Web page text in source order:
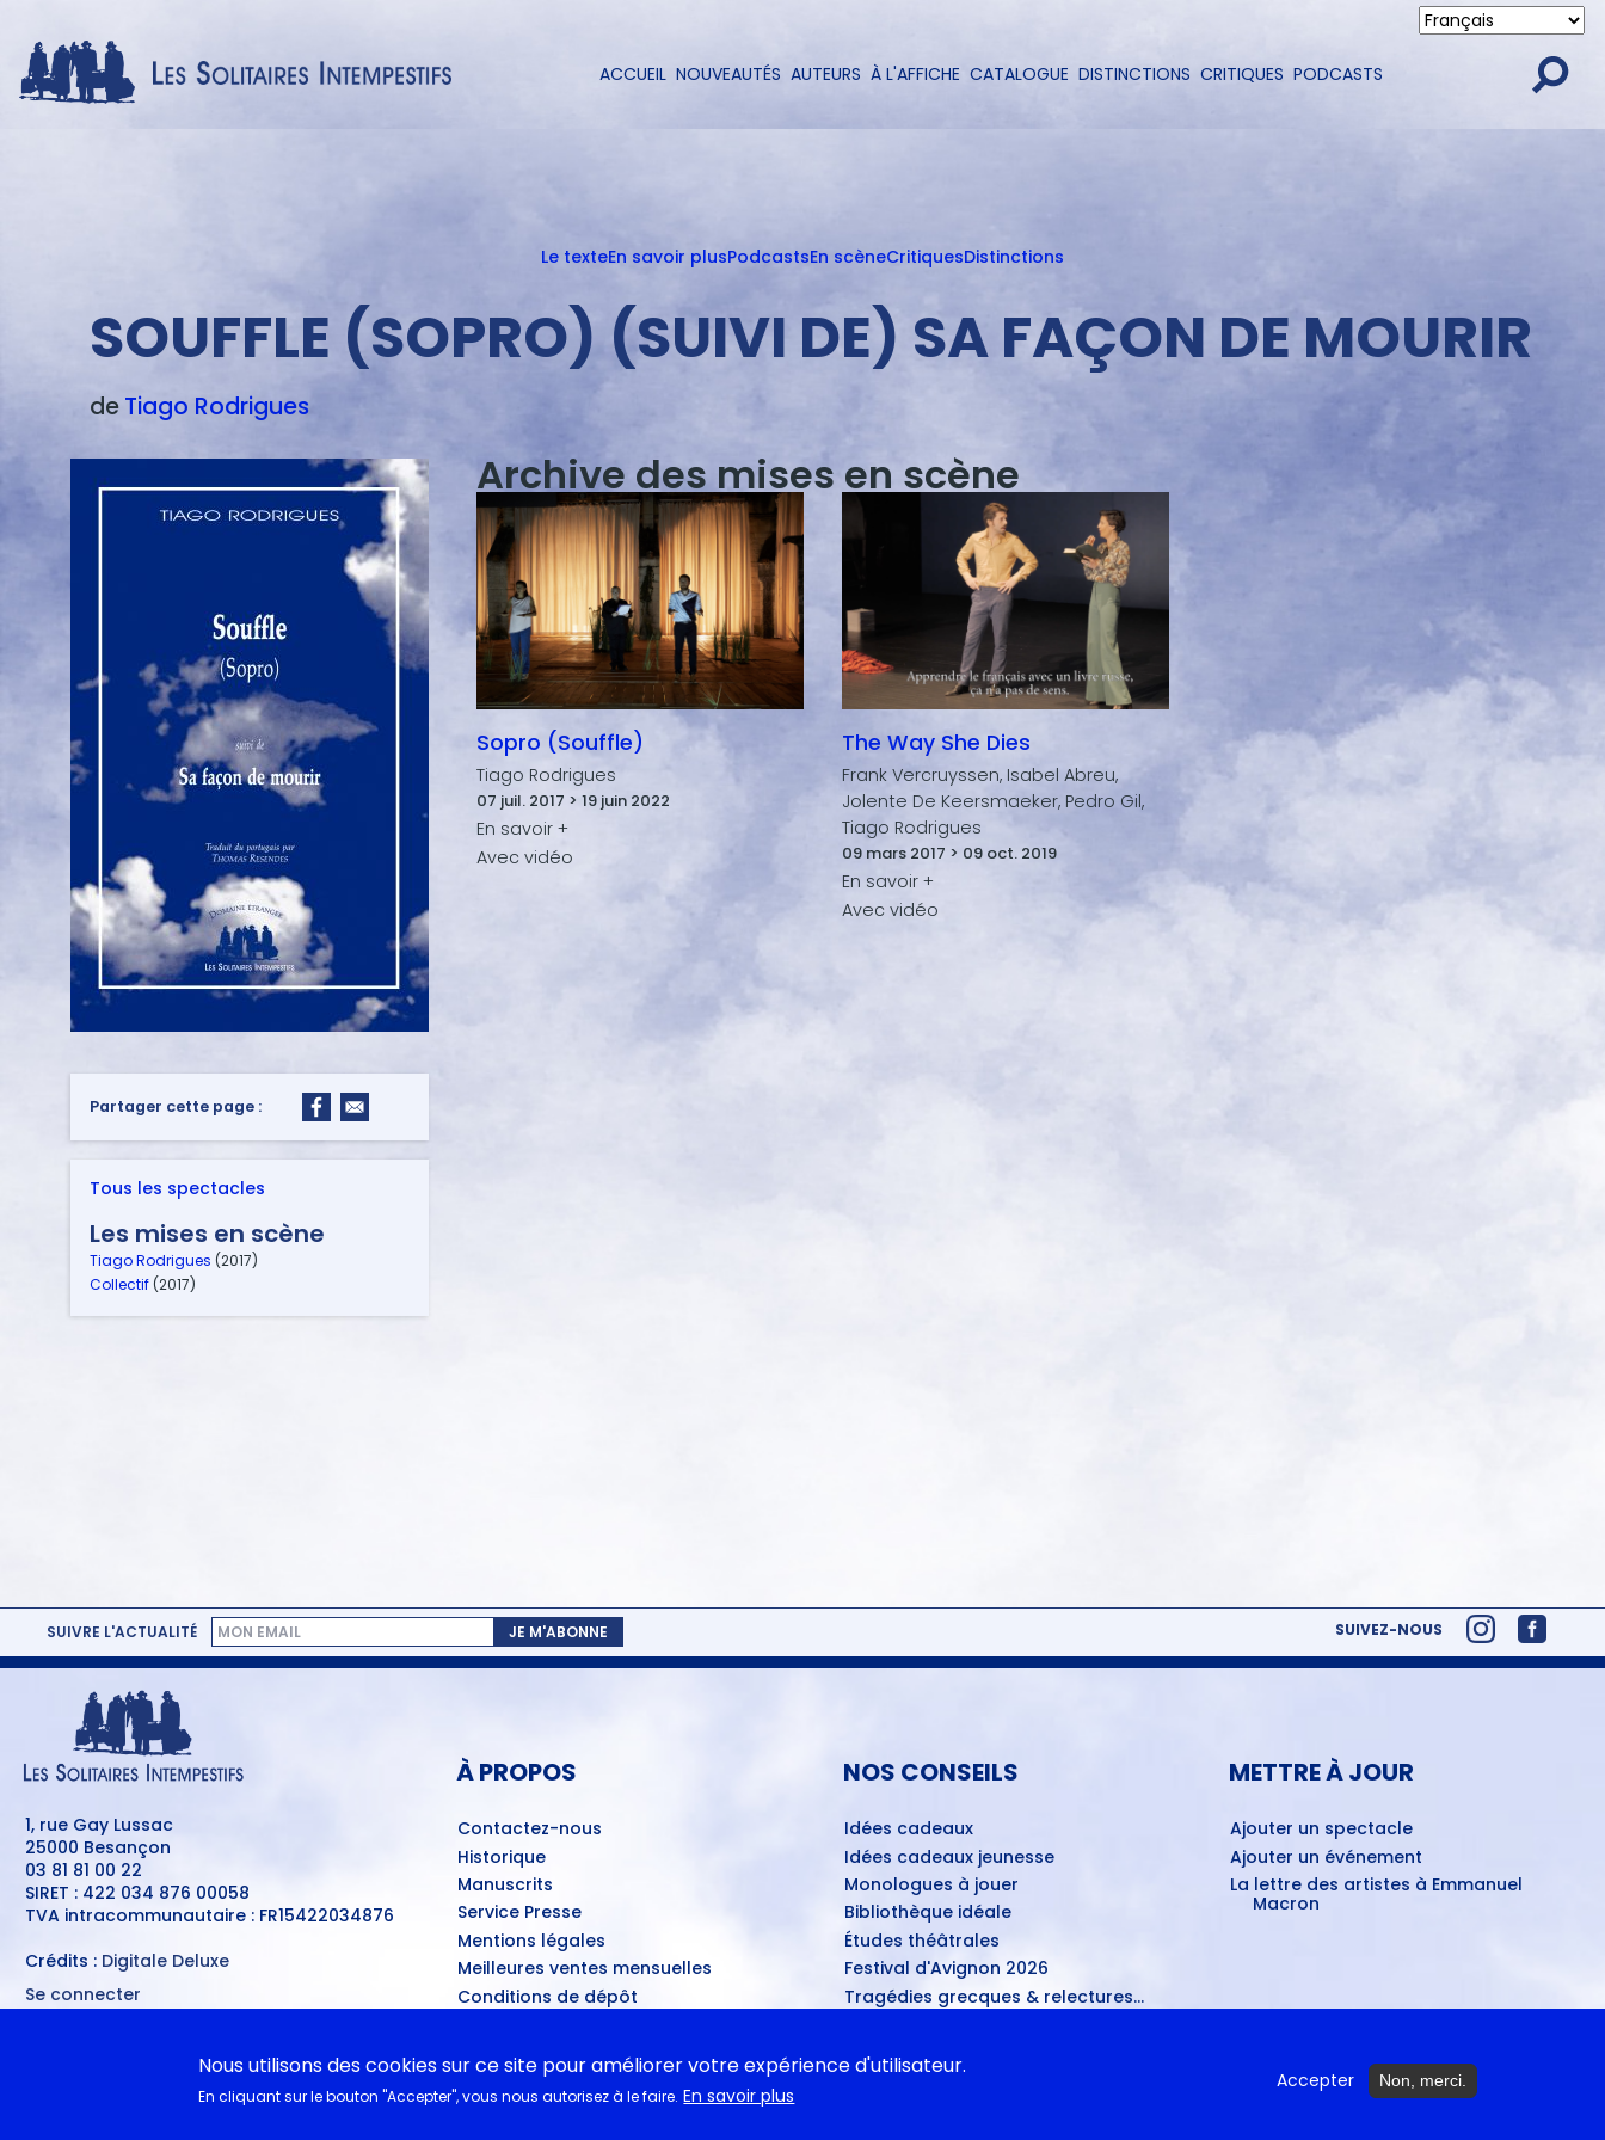
contenu
Navigation
ACCUEIL NOUVEAUTÉS AUTEURS À L'AFFICHE CATALOGUE DISTINCTIONS CRITIQUES PODCASTS
Le texteEn savoir plusPodcastsEn scèneCritiquesDistinctions
SOUFFLE (SOPRO) (SUIVI DE) SA FAÇON DE MOURIR
deTiago Rodrigues
Archive des mises en scène
Sopro (Souffle)
Tiago Rodrigues
07 juil. 2017 > 19 juin 2022
The Way She Dies
Frank Vercruyssen, Isabel Abreu,
Jolente De Keersmaeker, Pedro Gil,
Tiago Rodrigues
09 mars 2017 > 09 oct. 2019
Partager cette page :
Tous les spectacles
Les mises en scène
Tiago Rodrigues (2017)
Collectif (2017)
SUIVRE L'ACTUALITÉ JE M'ABONNE SUIVEZ-NOUS
1, rue Gay Lussac
25000 Besançon
03 81 81 00 22
SIRET : 422 034 876 00058
TVA intracommunautaire : FR15422034876
Crédits : Digitale Deluxe
MENU
Se connecter
À PROPOS
Contactez-nous
Historique
Manuscrits
Service Presse
Mentions légales
Meilleures ventes mensuelles
Conditions de dépôt
A nouveau disponibles
NOS CONSEILS
Idées cadeaux
Idées cadeaux jeunesse
Monologues à jouer
Bibliothèque idéale
Études théâtrales
Festival d'Avignon 2026
Tragédies grecques & relectures...
METTRE À JOUR
Ajouter un spectacle
Ajouter un événement
La lettre des artistes à Emmanuel
Macron
EN CLASSE
Nous utilisons des cookies sur ce site pour améliorer votre expérience d'utilisateur.
En cliquant sur le bouton "Accepter", vous nous autorisez à le faire. En savoir plus
Accepter Non, merci.